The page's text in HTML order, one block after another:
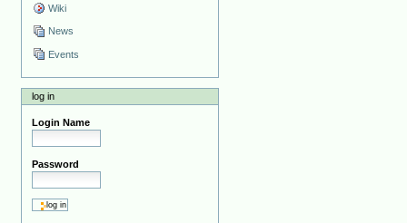
Wiki
News
Events
log in
Login Name
Password